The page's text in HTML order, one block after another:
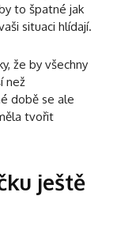
to špatné jak
situaci hlídají.
že by všechny
než
době se ale
tvořit
ještě